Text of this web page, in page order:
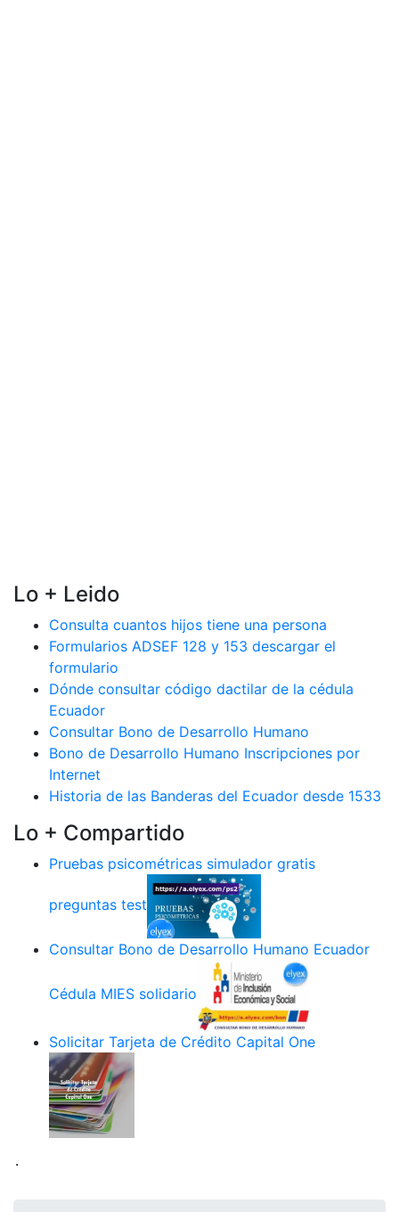
Lo + Leido
Consulta cuantos hijos tiene una persona
Formularios ADSEF 128 y 153 descargar el
formulario
Dónde consultar código dactilar de la cédula
Ecuador
Consultar Bono de Desarrollo Humano
Bono de Desarrollo Humano Inscripciones por
Internet
Historia de las Banderas del Ecuador desde 1533
Lo + Compartido
Pruebas psicométricas simulador gratis
preguntas test
Consultar Bono de Desarrollo Humano Ecuador
Cédula MIES solidario
Solicitar Tarjeta de Crédito Capital One
.